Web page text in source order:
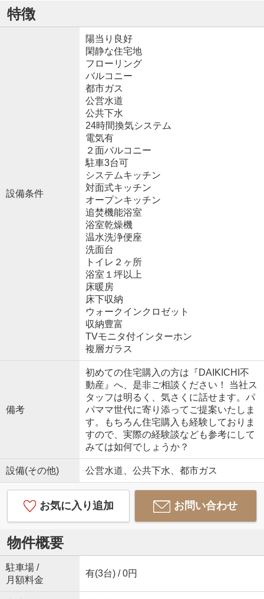
特徴
設備条件
陽当り良好
閑静な住宅地
フローリング
バルコニー
都市ガス
公営水道
公共下水
24時間換気システム
電気有
２面バルコニー
駐車3台可
システムキッチン
対面式キッチン
オープンキッチン
追焚機能浴室
浴室乾燥機
温水洗浄便座
洗面台
トイレ２ヶ所
浴室１坪以上
床暖房
床下収納
ウォークインクロゼット
収納豊富
TVモニタ付インターホン
複層ガラス
備考
初めての住宅購入の方は『DAIKICHI不
動産』へ、是非ご相談ください！ 当社ス
タッフは明るく、気さくに話せます。パ
パママ世代に寄り添ってご提案いたしま
す。もちろん住宅購入も経験しておりま
すので、実際の経験談なども参考にして
みては如何でしょうか？
設備(その他) 公営水道、公共下水、都市ガス
お気に入り追加 お問い合わせ
物件概要
駐車場 /
月額料金
有(3台) / 0円